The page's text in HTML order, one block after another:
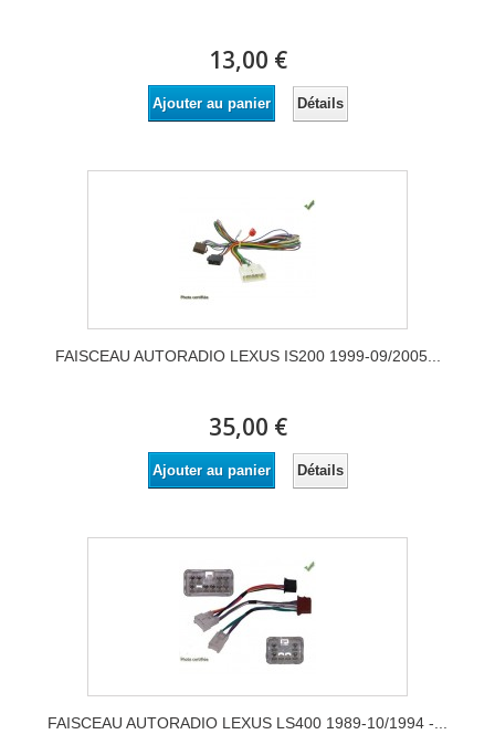
13,00 €
Ajouter au panier Détails
FAISCEAU AUTORADIO LEXUS IS200 1999-09/2005...
35,00 €
Ajouter au panier Détails
FAISCEAU AUTORADIO LEXUS LS400 1989-10/1994 -...